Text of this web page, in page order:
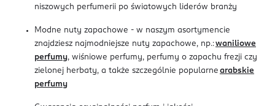
niszowych perfumerii po światowych liderów branży
Modne nuty zapachowe - w naszym asortymencie
znajdziesz najmodniejsze nuty zapachowe, np.:waniliowe
perfumy, wiśniowe perfumy, perfumy o zapachu frezji czy
zielonej herbaty, a także szczególnie popularne arabskie
perfumy